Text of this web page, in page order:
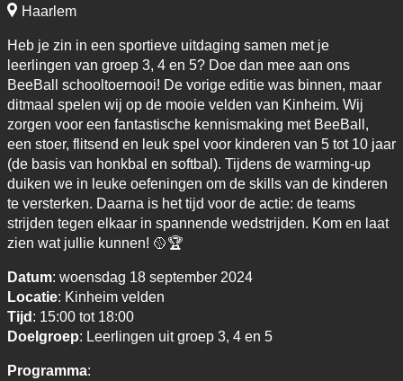
Haarlem
Heb je zin in een sportieve uitdaging samen met je
leerlingen van groep 3, 4 en 5? Doe dan mee aan ons
BeeBall schooltoernooi! De vorige editie was binnen, maar
ditmaal spelen wij op de mooie velden van Kinheim. Wij
zorgen voor een fantastische kennismaking met BeeBall,
een stoer, flitsend en leuk spel voor kinderen van 5 tot 10 jaar
(de basis van honkbal en softbal). Tijdens de warming-up
duiken we in leuke oefeningen om de skills van de kinderen
te versterken. Daarna is het tijd voor de actie: de teams
strijden tegen elkaar in spannende wedstrijden. Kom en laat
zien wat jullie kunnen! 🥎🏆
Datum: woensdag 18 september 2024
Locatie: Kinheim velden
Tijd : 15:00 tot 18:00
Doelgroep: Leerlingen uit groep 3, 4 en 5
Programma: